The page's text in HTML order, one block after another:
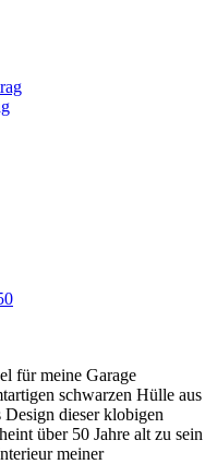
für meine Garage
schwarzen Hülle aus
Design dieser klobigen
über 50 Jahre alt zu sein
meiner